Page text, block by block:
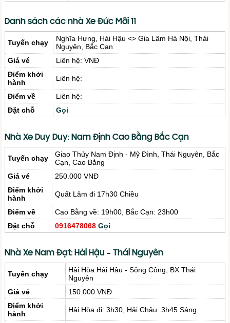
Danh sách các nhà Xe Đức Mỡi 11
Tuyến chạy
Nghĩa Hưng, Hải Hậu <> Gia Lâm Hà Nội, Thái
Nguyên, Bắc Cạn
Giá vé
Liên hệ: VNĐ
Điểm khởi
hành
Liên hệ:
Điểm về
Liên hệ:
Đặt chỗ
Gọi
Nhà Xe Duy Duy: Nam Định Cao Bằng Bắc Cạn
Tuyến chạy
Giao Thủy Nam Định - Mỹ Đình, Thái Nguyên, Bắc
Cạn, Cao Bằng
Giá vé
250.000 VNĐ
Điểm khởi
hành
Quất Lâm đi 17h30 Chiều
Điểm về
Cao Bằng về: 19h00, Bắc Cạn: 23h00
Đặt chỗ
0916478068 Gọi
Nhà Xe Nam Đạt: Hải Hậu – Thái Nguyên
Tuyến chạy
Hải Hòa Hải Hậu - Sông Công, BX Thái
Nguyên
Giá vé
150.000 VNĐ
Điểm khởi
hành
Hải Hòa đi: 3h30, Hải Châu: 3h45 Sáng